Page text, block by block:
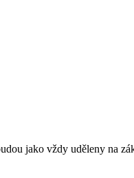
jako vždy uděleny na